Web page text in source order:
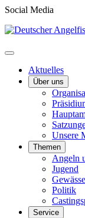
Social Media
Aktuelles
Über uns
Unsere
Themen
Angeln
Jugend
Politik
Service